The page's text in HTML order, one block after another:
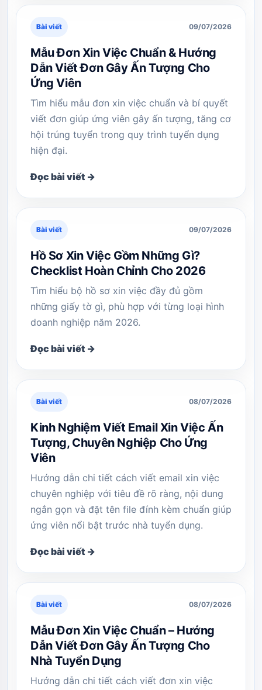
Bài viết 09/07/2026
Mẫu Đơn Xin Việc Chuẩn & Hướng
Dẫn Viết Đơn Gây Ấn Tượng Cho
Ứng Viên
Tìm hiểu mẫu đơn xin việc chuẩn và bí quyết
viết đơn giúp ứng viên gây ấn tượng, tăng cơ
hội trúng tuyển trong quy trình tuyển dụng
hiện đại.
Đọc bài viết →
Bài viết 09/07/2026
Hồ Sơ Xin Việc Gồm Những Gì?
Checklist Hoàn Chỉnh Cho 2026
Tìm hiểu bộ hồ sơ xin việc đầy đủ gồm
những giấy tờ gì, phù hợp với từng loại hình
doanh nghiệp năm 2026.
Đọc bài viết →
Bài viết 08/07/2026
Kinh Nghiệm Viết Email Xin Việc Ấn
Tượng, Chuyên Nghiệp Cho Ứng
Viên
Hướng dẫn chi tiết cách viết email xin việc
chuyên nghiệp với tiêu đề rõ ràng, nội dung
ngắn gọn và đặt tên file đính kèm chuẩn giúp
ứng viên nổi bật trước nhà tuyển dụng.
Đọc bài viết →
Bài viết 08/07/2026
Mẫu Đơn Xin Việc Chuẩn – Hướng
Dẫn Viết Đơn Gây Ấn Tượng Cho
Nhà Tuyển Dụng
Hướng dẫn chi tiết cách viết đơn xin việc